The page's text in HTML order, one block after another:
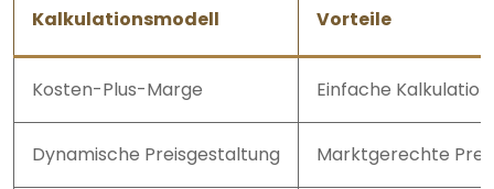
Kalkulationsmodell Vorteile
Kosten-Plus-Marge Einfache Kalkulation
Dynamische Preisgestaltung Marktgerechte